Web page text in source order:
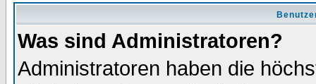
Was sind Administratoren?
Administratoren haben die